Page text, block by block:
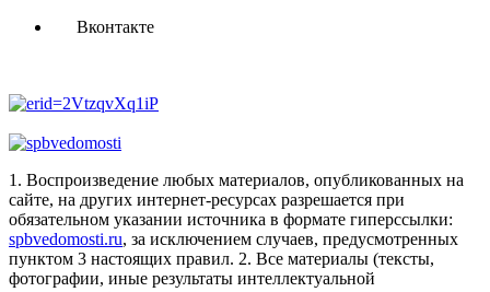
Вконтакте
1. Воспроизведение любых материалов, опубликованных на
сайте, на других интернет-ресурсах разрешается при
обязательном указании источника в формате гиперссылки:
spbvedomosti.ru, за исключением случаев, предусмотренных
пунктом 3 настоящих правил. 2. Все материалы (тексты,
фотографии, иные результаты интеллектуальной